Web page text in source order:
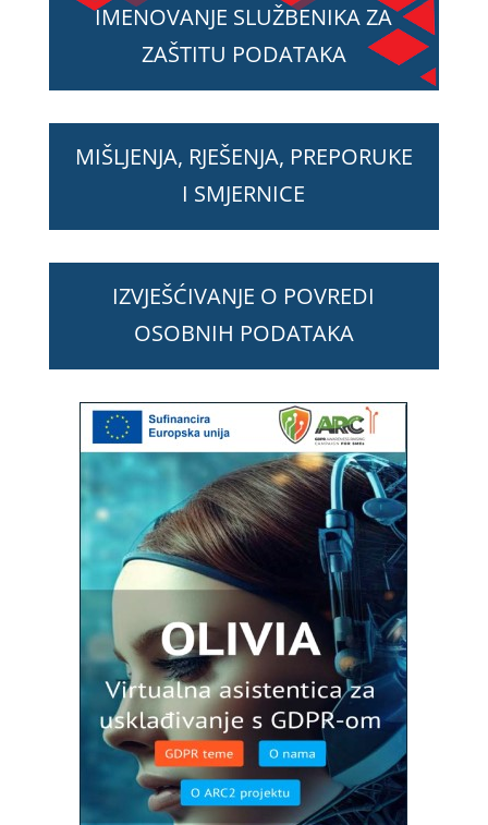
IMENOVANJE SLUŽBENIKA ZA
ZAŠTITU PODATAKA
MIŠLJENJA, RJEŠENJA, PREPORUKE
I SMJERNICE
IZVJEŠĆIVANJE O POVREDI
OSOBNIH PODATAKA